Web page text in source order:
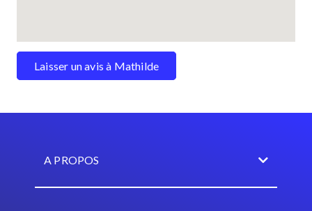
Laisser un avis à Mathilde
A PROPOS